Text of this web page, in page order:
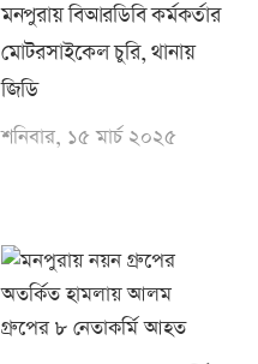
মনপুরায় বিআরডিবি কর্মকর্তার
মোটরসাইকেল চুরি, থানায়
জিডি
শনিবার, ১৫ মার্চ ২০২৫